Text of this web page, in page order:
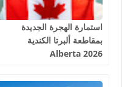
استمارة الهجرة الجديدة
بمقاطعة ألبرتا الكندية
Alberta 2026